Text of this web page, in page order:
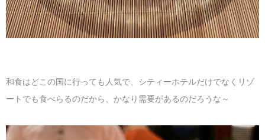
和食はどこの国に行っても人気で、シティーホテルだけでなくリゾ
ートでも食べらるのだから、かなり需要があるのだろうな～